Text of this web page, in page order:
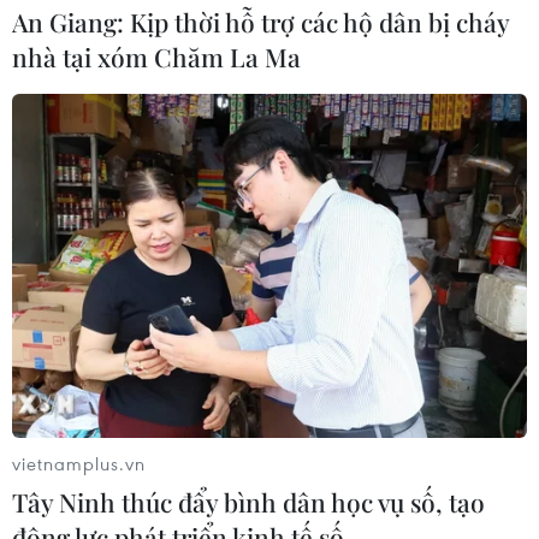
Xung đột Israel-Hamas: Ít nhất 300
trẻ em thiệt mạng trong 300 ngày
06/08/2026 22:56
Iran và Oman thống nhất mở lại eo
biển Hormuz trong 60 ngày
06/08/2026 12:25
Israel thử nghiệm tên lửa Arrow giữa
lúc căng thẳng khu vực leo thang
06/08/2026 11:17
An Giang: Kịp thời hỗ trợ các hộ dân bị cháy
nhà tại xóm Chăm La Ma
vietnamplus.vn
Tây Ninh thúc đẩy bình dân học vụ số, tạo